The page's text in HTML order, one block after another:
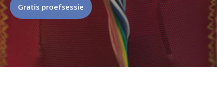
Gratis proefsessie